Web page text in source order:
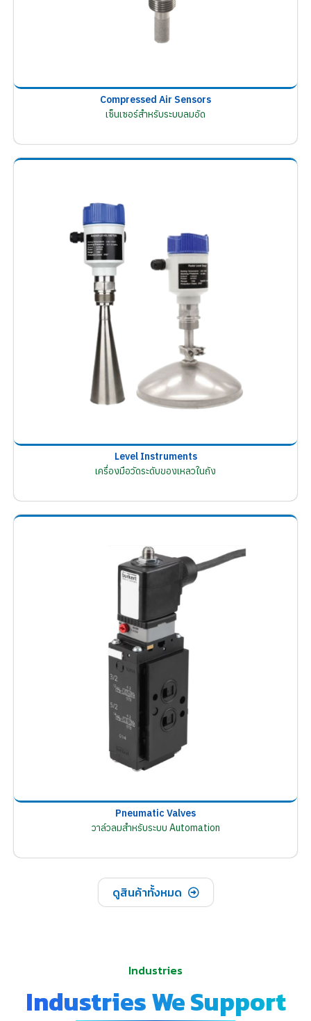
Compressed Air Sensors
เซ็นเซอร์สำหรับระบบลมอัด
Level Instruments
เครื่องมือวัดระดับของเหลวในถัง
Pneumatic Valves
วาล์วลมสำหรับระบบ Automation
ดูสินค้าทั้งหมด
Industries
Industries We Support